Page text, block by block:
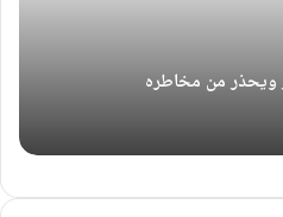
ويحذر من مخاطره